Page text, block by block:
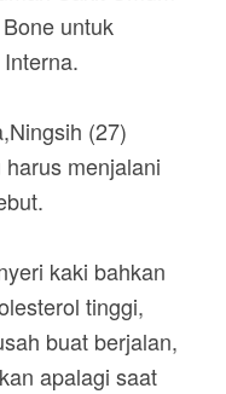
untuk
(27)
menjalani
kaki bahkan
tinggi,
buat berjalan,
apalagi saat